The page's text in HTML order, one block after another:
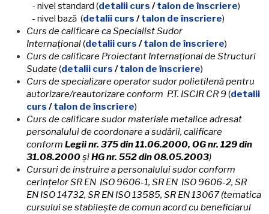
- nivel standard (detalii curs /talon de înscriere)
- nivel bază (detalii curs /talon de înscriere)
Curs de calificare ca Specialist Sudor
Internaţional(detalii curs /talon de înscriere)
Curs de calificare Proiectant Internaţional de Structuri
Sudate(detalii curs /talon de înscriere)
Curs de specializare operator sudor polietilenă pentru
autorizare/reautorizare conform P.T. ISCIR CR 9(detalii
curs /talon de înscriere)
Curs de calificare sudor materiale metalice adresat
personalului de coordonare a sudării, calificare
conform Legii nr. 375 din 11.06.2000, OG nr. 129 din
31.08.2000şiHG nr. 552 din 08.05.2003)
Cursuri de instruire a personalului sudor conform
cerinţelor SR EN ISO 9606-1, SR EN ISO 9606-2, SR
EN ISO 14732, SR EN ISO13585, SR EN 13067 (tematica
cursului se stabileşte de comun acord cu beneficiarul